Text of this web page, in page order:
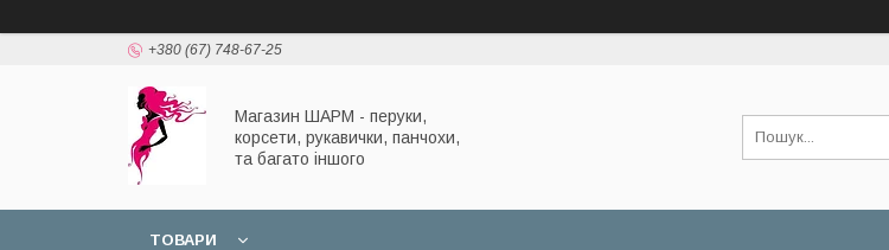
+380 (67) 748-67-25
Магазин ШАРМ - перуки,
корсети, рукавички, панчохи,
та багато іншого
ТОВАРИ